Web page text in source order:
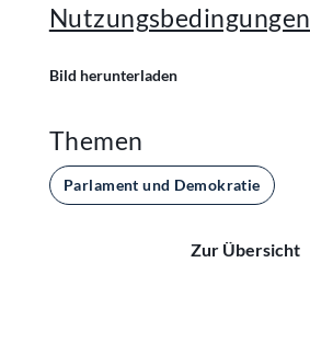
Nutzungsbedingungen
Bild herunterladen
Themen
Parlament und Demokratie
Zur Übersicht